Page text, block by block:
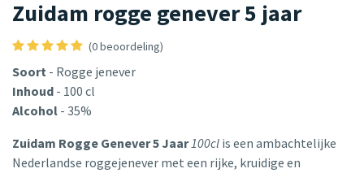
Zuidam rogge genever 5 jaar
(0 beoordeling)
Soort - Rogge jenever
Inhoud - 100 cl
Alcohol - 35%
Zuidam Rogge Genever 5 Jaar100cl is een ambachtelijke
Nederlandse roggejenever met een rijke, kruidige en